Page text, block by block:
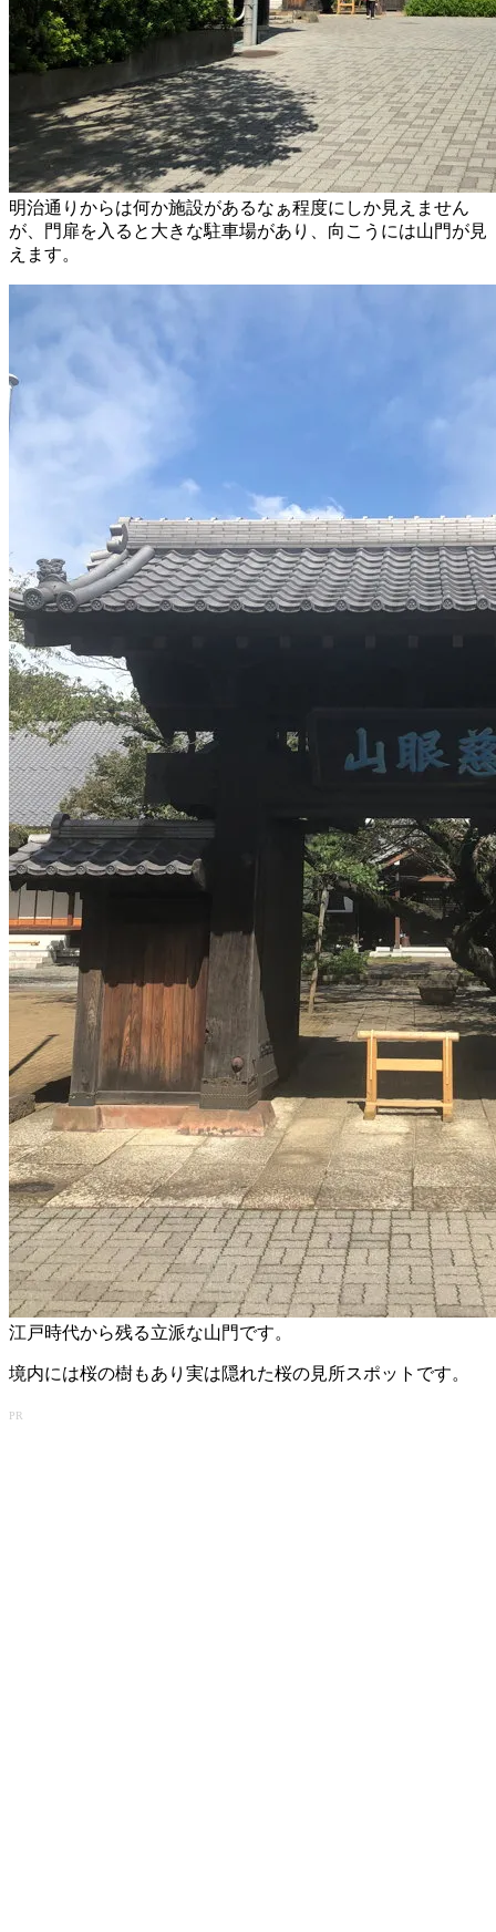
明治通りからは何か施設があるなぁ程度にしか見えません
が、門扉を入ると大きな駐車場があり、向こうには山門が見
えます。
江戸時代から残る立派な山門です。
境内には桜の樹もあり実は隠れた桜の見所スポットです。
PR